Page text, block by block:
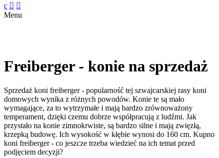
c  
Menu
Freiberger - konie na sprzedaż
Sprzedaż koni freiberger - popularność tej szwajcarskiej rasy koni
domowych wynika z różnych powodów. Konie te są mało
wymagające, za to wytrzymałe i mają bardzo zrównoważony
temperament, dzięki czemu dobrze współpracują z ludźmi. Jak
przystało na konie zimnokrwiste, są bardzo silne i mają zwięzłą,
krzepką budowę. Ich wysokość w kłębie wynosi do 160 cm. Kupno
koni freiberger - co jeszcze trzeba wiedzieć na ich temat przed
podjęciem decyzji?